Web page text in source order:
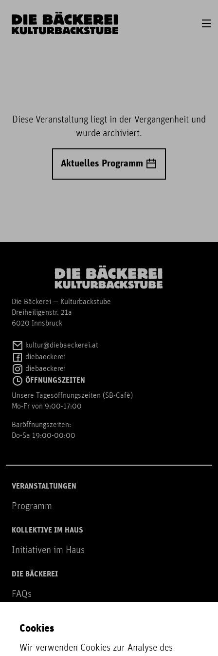
Diese Veranstaltung liegt in der Vergangenheit und
wurde archiviert.
Aktuelles Programm
Die Bäckerei — Kulturbackstube
Dreiheiligenstr. 21a
6020 Innsbruck
kultur@diebaeckerei.at
diebaeckerei
diebaeckerei
ÖFFNUNGSZEITEN
Unsere Tagesöffnungszeiten (SB-Cafè)
Mo-Fr von 9:00-17:00
Baröffnungszeiten:
Do-Sa 19:00-00:00
VERANSTALTUNGEN
Programm
KOLLEKTIVE IM HAUS
Initiativen im Haus
DIE BÄCKEREI
FAQs
NEWSLETTER
Zur Newsletter Anmeldung
Cookies
Wir verwenden Cookies zur Analyse des